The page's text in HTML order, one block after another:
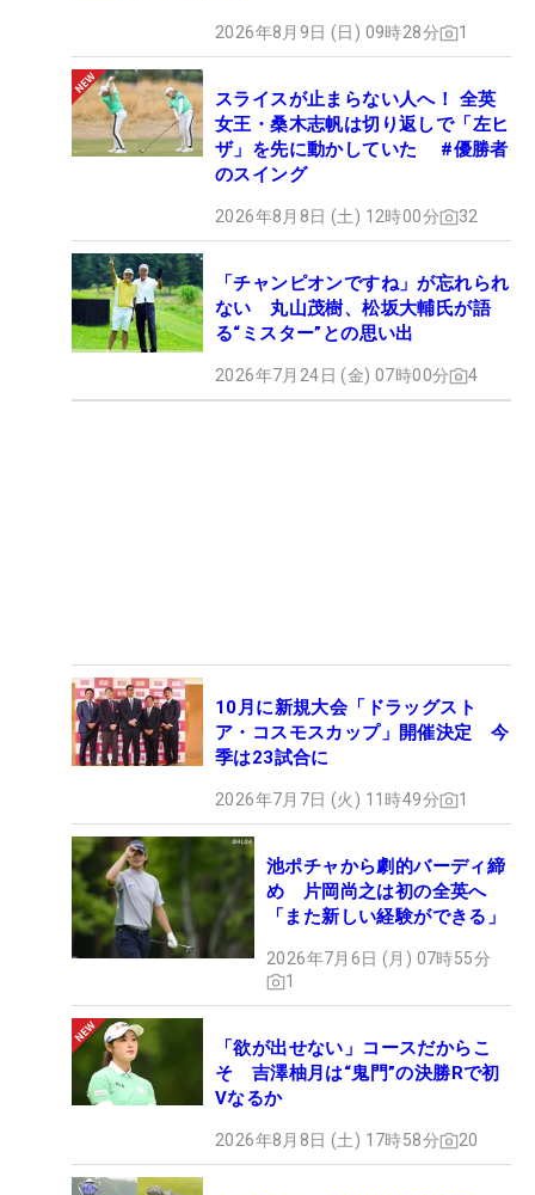
1/4
2026年8月9日 (日) 09時28分 1
スライスが止まらない人へ！ 全英
女王・桑木志帆は切り返しで「左ヒ
ザ」を先に動かしていた #優勝者
のスイング
2026年8月8日 (土) 12時00分 32
「チャンピオンですね」が忘れられ
ない 丸山茂樹、松坂大輔氏が語
る“ミスター”との思い出
2026年7月24日 (金) 07時00分 4
10月に新規大会「ドラッグスト
ア・コスモスカップ」開催決定 今
季は23試合に
2026年7月7日 (火) 11時49分 1
池ポチャから劇的バーディ締
め 片岡尚之は初の全英へ
「また新しい経験ができる」
2026年7月6日 (月) 07時55分
1
「欲が出せない」コースだからこ
そ 吉澤柚月は“鬼門”の決勝Rで初
Vなるか
2026年8月8日 (土) 17時58分 20